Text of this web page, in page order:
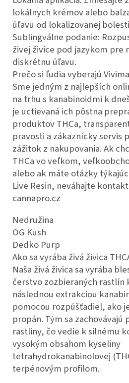
lokálnych krémov alebo
úľavu od lokalizovanej
Sublingválne podanie:
živej živice pod jazykom pre
diskrétnu úľavu.
Prečo si ľudia vyberajú
Sme jedným z najlepších
na trhu s kanabinoidmi k
je uctievaná ich pôstna
produktov THCa,
pravosti a zákaznícky servis
zážitok z nakupovania. Ak
THCa vo veľkom,
alebo ak máte otázky
Live Resin, neváhajte
cannapro.cz
Nedružina
OG Kush
Dedko Purp
Ako sa vyrába živá živica
Naša živá živica sa vyrába
čerstvo zozbieraných rastlín
následnou extrakciou
pomocou rozpúšťadiel, ako
propán. Tým sa
rastliny, čo vedie k silnému
vysokým obsahom kyseliny
tetrahydrokanabinolovej
terpénovým profilom.